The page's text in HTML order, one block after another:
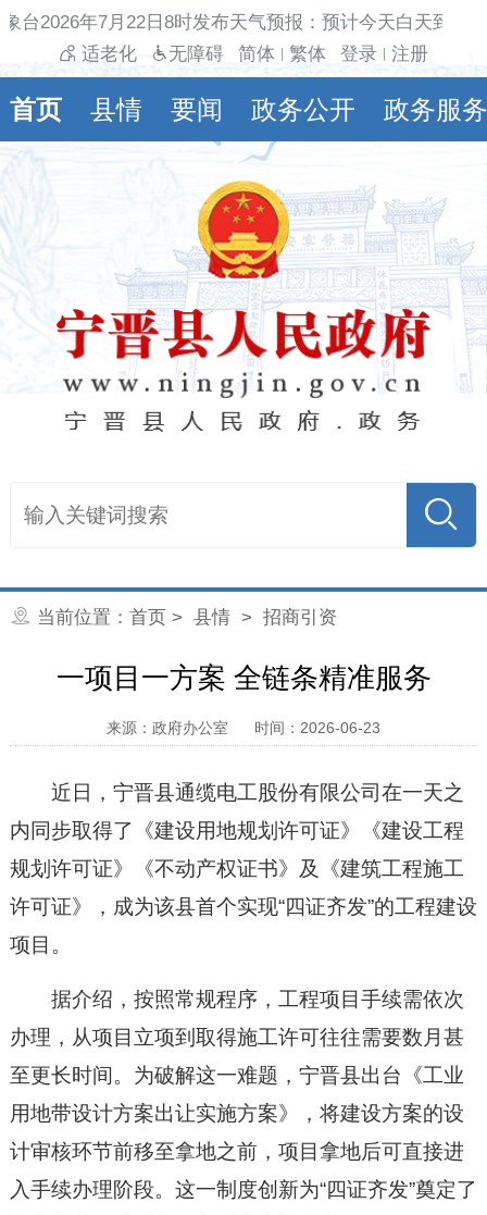
台2026年7月22日8时发布天气预报：预计今天白天到
适老化
无障碍 简体 繁体 登录 注册
首页 县情 要闻 政务公开 政务服务
当前位置： 首页 > 县情> 招商引资
一项目一方案 全链条精准服务
来源：政府办公室 时间：2026-06-23
近日，宁晋县通缆电工股份有限公司在一天之
内同步取得了《建设用地规划许可证》《建设工程
规划许可证》《不动产权证书》及《建筑工程施工
许可证》，成为该县首个实现“四证齐发”的工程建设
项目。
据介绍，按照常规程序，工程项目手续需依次
办理，从项目立项到取得施工许可往往需要数月甚
至更长时间。为破解这一难题，宁晋县出台《工业
用地带设计方案出让实施方案》，将建设方案的设
计审核环节前移至拿地之前，项目拿地后可直接进
入手续办理阶段。这一制度创新为“四证齐发”奠定了